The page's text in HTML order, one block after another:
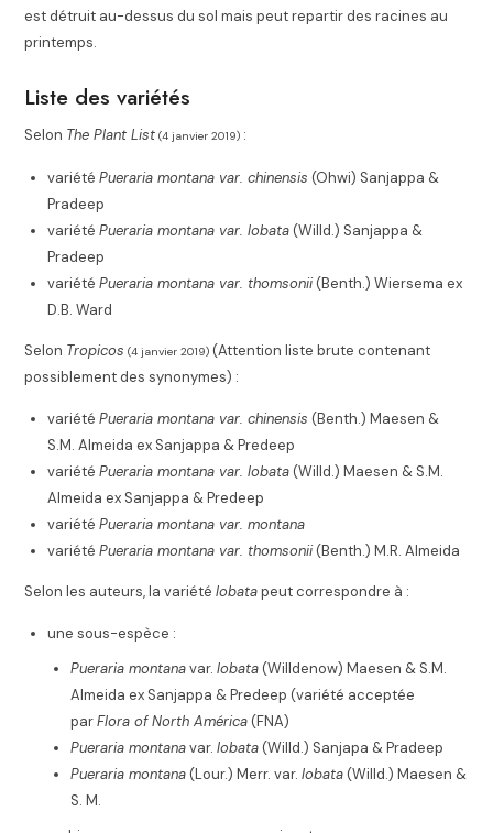
est détruit au-dessus du sol mais peut repartir des racines au
printemps.
Liste des variétés
Selon The Plant List (4 janvier 2019) :
variétéPueraria montana var. chinensis (Ohwi) Sanjappa &
Pradeep
variétéPueraria montana var. lobata(Willd.) Sanjappa &
Pradeep
variétéPueraria montana var. thomsonii(Benth.) Wiersema ex
D.B. Ward
Selon Tropicos (4 janvier 2019) (Attention liste brute contenant
possiblement des synonymes) :
variétéPueraria montana var. chinensis (Benth.) Maesen &
S.M. Almeida ex Sanjappa & Predeep
variétéPueraria montana var. lobata(Willd.) Maesen & S.M.
Almeida ex Sanjappa & Predeep
variétéPueraria montana var. montana
variétéPueraria montana var. thomsonii(Benth.) M.R. Almeida
Selon les auteurs, la variétélobatapeut correspondre à :
une sous-espèce :
Pueraria montanavar. lobata(Willdenow) Maesen & S.M.
Almeida ex Sanjappa & Predeep (variété acceptée
parFlora of North América(FNA)
Pueraria montanavar. lobata(Willd.) Sanjapa & Pradeep
Pueraria montana(Lour.) Merr. var. lobata(Willd.) Maesen &
S. M.